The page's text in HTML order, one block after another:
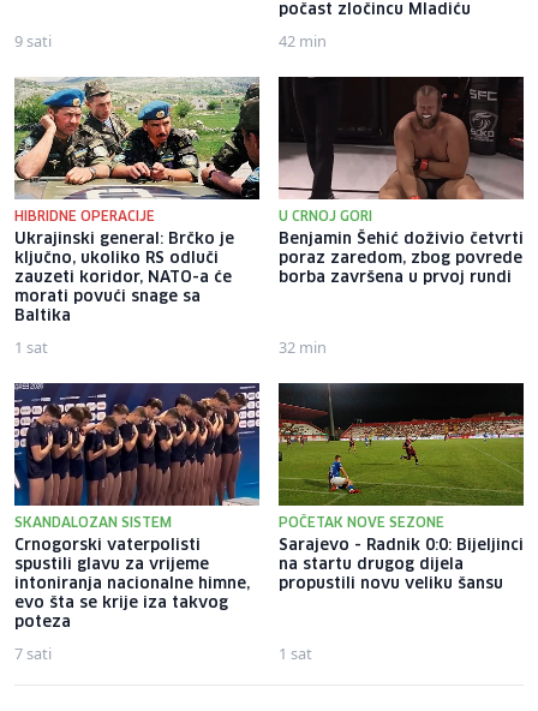
9 sati
počast zločincu Mladiću
42 min
HIBRIDNE OPERACIJE
Ukrajinski general: Brčko je
ključno, ukoliko RS odluči
zauzeti koridor, NATO-a će
morati povući snage sa
Baltika
1 sat
U CRNOJ GORI
Benjamin Šehić doživio četvrti
poraz zaredom, zbog povrede
borba završena u prvoj rundi
32 min
SKANDALOZAN SISTEM
Crnogorski vaterpolisti
spustili glavu za vrijeme
intoniranja nacionalne himne,
evo šta se krije iza takvog
poteza
7 sati
POČETAK NOVE SEZONE
Sarajevo - Radnik 0:0: Bijeljinci
na startu drugog dijela
propustili novu veliku šansu
1 sat